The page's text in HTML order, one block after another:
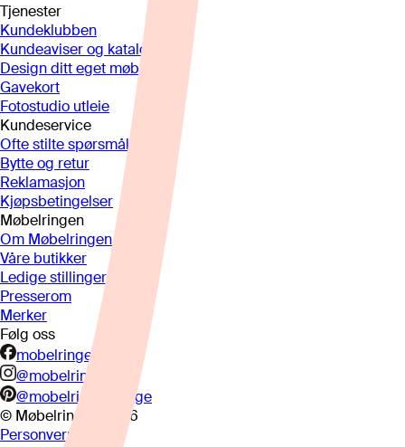
Tjenester
Kundeklubben
Kundeaviser og kataloger
Design ditt eget møbel
Gavekort
Fotostudio utleie
Kundeservice
Ofte stilte spørsmål
Bytte og retur
Reklamasjon
Kjøpsbetingelser
Møbelringen
Om Møbelringen
Våre butikker
Ledige stillinger
Presserom
Merker
Følg oss
mobelringen.no
@mobelringen
@mobelringennorge
© Møbelringen
2026
Personvern